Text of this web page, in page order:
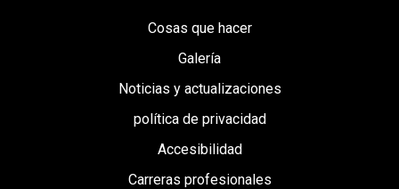
Cosas que hacer
Galería
Noticias y actualizaciones
política de privacidad
Accesibilidad
Carreras profesionales